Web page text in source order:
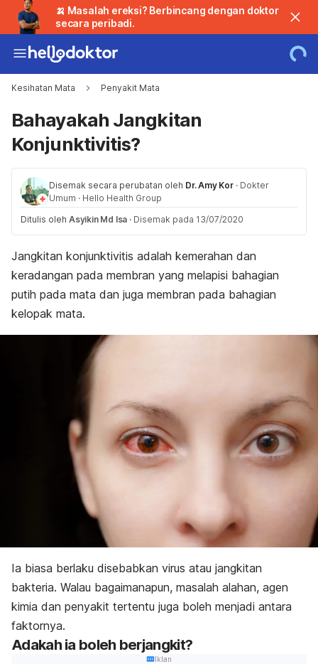
🍌 Masalah ereksi? Berbincang dengan doktor
secara peribadi.
Kesihatan Mata Penyakit Mata
Bahayakah Jangkitan
Konjunktivitis?
Disemak secara perubatan oleh Dr. Amy Kor · Dokter
Umum · Hello Health Group
Ditulis oleh Asyikin Md Isa · Disemak pada 13/07/2020
Jangkitan konjunktivitis adalah kemerahan dan
keradangan pada membran yang melapisi bahagian
putih pada mata dan juga membran pada bahagian
kelopak mata.
Ia biasa berlaku disebabkan virus atau jangkitan
bakteria. Walau bagaimanapun, masalah alahan, agen
kimia dan penyakit tertentu juga boleh menjadi antara
faktornya.
Adakah ia boleh berjangkit?
Iklan